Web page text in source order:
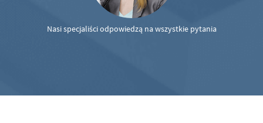
Nasi specjaliści odpowiedzą na wszystkie pytania